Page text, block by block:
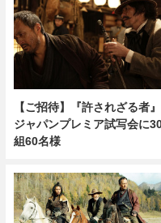
【ご招待】『許されざる者』
ジャパンプレミア試写会に
組60名様